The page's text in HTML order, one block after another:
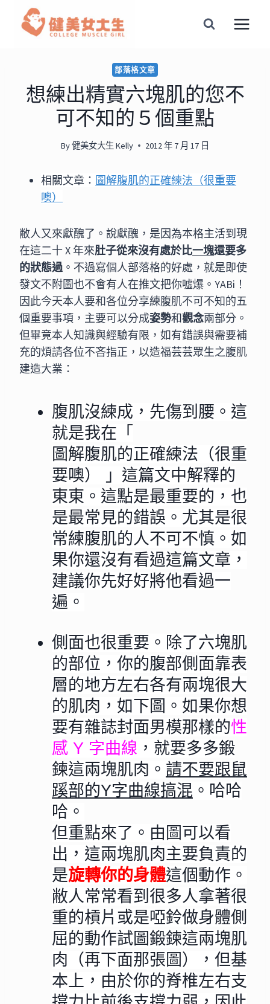
部落格文章
想練出精實六塊肌的您不
可不知的５個重點
By健美女大生 Kelly 2012 年 7 月 17 日
相關文章： 圖解腹肌的正確練法（很重要
噢）
敝人又來獻醜了。說獻醜，是因為本格主活到現
在這二十 X 年來肚子從來沒有處於比一塊還要多
的狀態過。不過寫個人部落格的好處，就是即使
發文不附圖也不會有人在推文把你噓爆。YABi！
因此今天本人要和各位分享練腹肌不可不知的五
個重要事項，主要可以分成姿勢和觀念兩部分。
但畢竟本人知識與經驗有限，如有錯誤與需要補
充的煩請各位不吝指正，以造福芸芸眾生之腹肌
建造大業：
腹肌沒練成，先傷到腰。 這
就是我在「
圖解腹肌的正確練法（很重
要噢）
」這篇文中解釋的
東東。這點是最重要的，也
是最常見的錯誤。尤其是很
常練腹肌的人不可不慎。如
果你還沒有看過這篇文章，
建議你先好好將他看過一
遍。
側面也很重要 。 除了六塊肌
的部位，你的腹部側面靠表
層的地方左右各有兩塊很大
的肌肉，如下圖。如果你想
要有雜誌封面男模那樣的性
感 Y 字曲線 ，就要多多鍛
鍊這兩塊肌肉。 請不要跟鼠
蹊部的Y字曲線搞混 。哈哈
哈。
但重點來了。由圖可以看
出，這兩塊肌肉主要負責的
是旋轉你的身體這個動作。
敝人常常看到很多人拿著很
重的槓片或是啞鈴做身體側
屈的動作試圖鍛鍊這兩塊肌
肉（再下面那張圖），但基
本上，由於你的脊椎左右支